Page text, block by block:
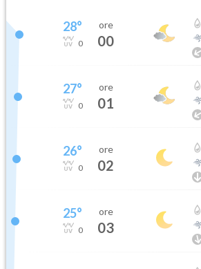
28°
0
ore
00
27°
0
ore
01
26°
0
ore
02
25°
0
ore
03